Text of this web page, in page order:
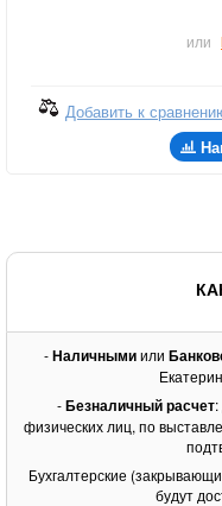
или
Добавить к
-Наличнымиили
-Безналичный расчет
физических лиц, по
Бухгалтерские
будут